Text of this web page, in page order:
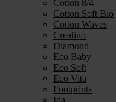
Cotton 8/4
Cotton Soft Bio
Cotton Waves
Crealino
Diamond
Eco Baby
Eco Soft
Eco Vita
Footprints
Ida